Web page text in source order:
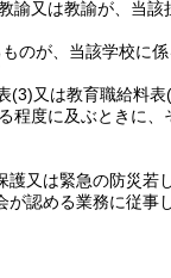
又は教諭が、当
のが、当該学校に
(3)又は教育職給料表
程度に及ぶときに
護又は緊急の防災
認める業務に従事